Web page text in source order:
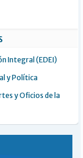
Integral (EDEI)
y Política
y Oficios de la